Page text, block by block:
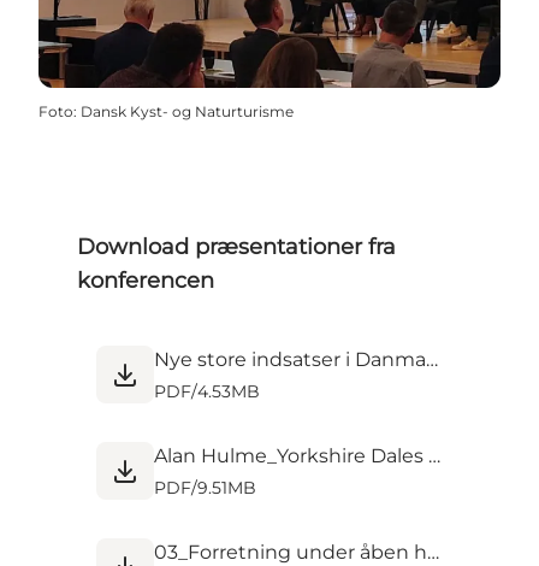
Foto: Dansk Kyst- og Naturturisme
Download præsentationer fra
konferencen
Nye store indsatser i Danmark.pdf
PDF/4.53MB
Alan Hulme_Yorkshire Dales National Park_The Doorstep Mile_UD PÅ TUR_ 230424.pdf
PDF/9.51MB
03_Forretning under åben himmel.pdf